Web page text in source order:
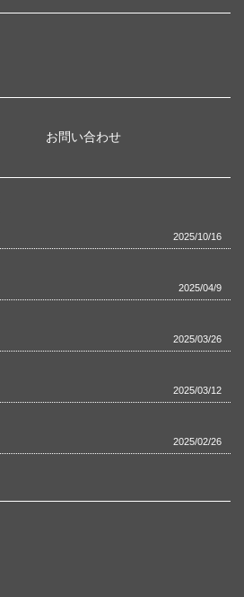
お問い合わせ
2025/10/16
2025/04/9
2025/03/26
2025/03/12
2025/02/26